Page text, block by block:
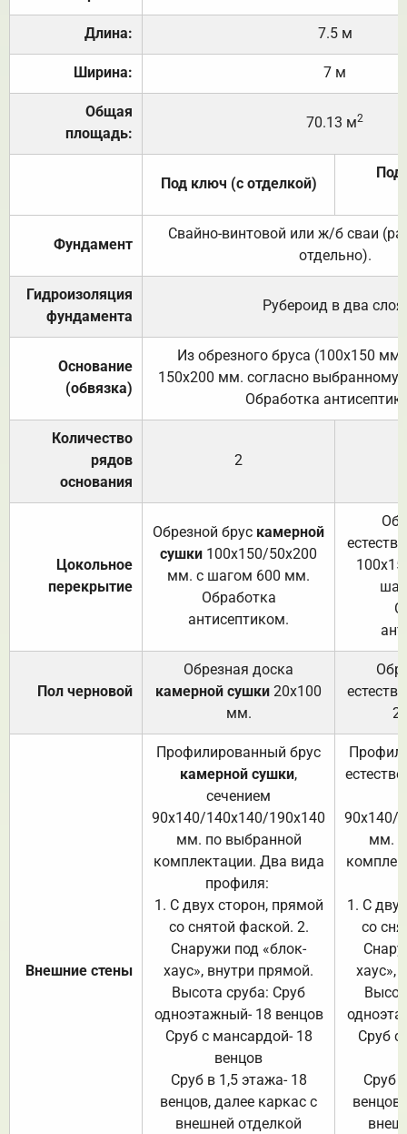
Длина: 7.5 м
Ширина: 7 м
Общая
площадь:
70.13 м2
Под ключ (с отделкой)
Под
Фундамент
Свайно-винтовой или ж/б сваи
отдельно).
Гидроизоляция
фундамента
Рубероид в два слоя.
Основание
(обвязка)
Из обрезного бруса (100х150
150х200 мм. согласно выбранному
Обработка
Количество
рядов
основания
2
Цокольное
перекрытие
Обрезной брус камерной
сушки 100х150/50х200
мм. с шагом 600 мм.
Обработка
антисептиком.
Пол черновой
Обрезная доска
камерной сушки 20х100
мм.
Внешние стены
Профилированный брус
камерной сушки,
сечением
90х140/140х140/190х140
мм. по выбранной
комплектации. Два вида
профиля:
1. С двух сторон, прямой
со снятой фаской. 2.
Снаружи под «блок-
хаус», внутри прямой.
Высота сруба: Сруб
одноэтажный- 18 венцов
Сруб с мансардой- 18
венцов
Сруб в 1,5 этажа- 18
венцов, далее каркас с
внешней отделкой
90х140/
мм.
1. С
со
хаус»,
Сруб с
Сруб